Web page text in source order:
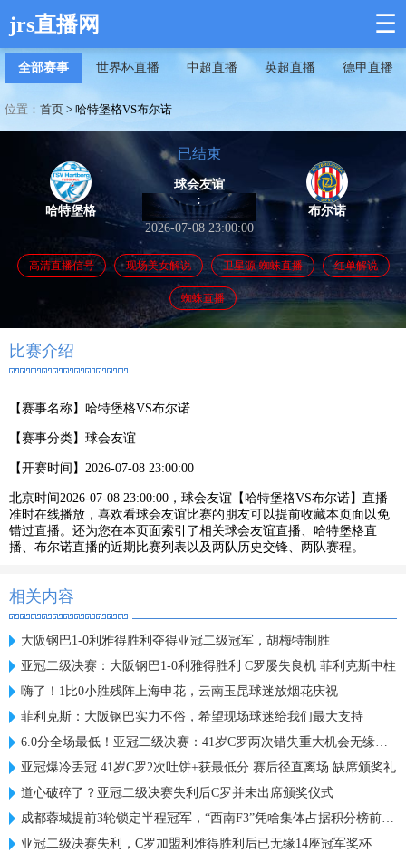
jrs直播网 ☰
全部赛事 世界杯直播 中超直播 英超直播 德甲直播
位置： 首页 > 哈特堡格VS布尔诺
哈特堡格
已结束
球会友谊
:
2026-07-08 23:00:00
布尔诺
高清直播信号 现场美女解说 卫星源-蜘蛛直播 红单解说
蜘蛛直播
比赛介绍
【赛事名称】 哈特堡格VS布尔诺
【赛事分类】 球会友谊
【开赛时间】 2026-07-08 23:00:00
北京时间2026-07-08 23:00:00，球会友谊【哈特堡格VS布尔诺】直播
准时在线播放，喜欢看球会友谊比赛的朋友可以提前收藏本页面以免
错过直播。还为您在本页面索引了相关球会友谊直播、哈特堡格直
播、布尔诺直播的近期比赛列表以及两队历史交锋、两队赛程。
相关内容
大阪钢巴1-0利雅得胜利夺得亚冠二级冠军，胡梅特制胜
亚冠二级决赛：大阪钢巴1-0利雅得胜利 C罗屡失良机 菲利克斯中柱
嗨了！1比0小胜残阵上海申花，云南玉昆球迷放烟花庆祝
菲利克斯：大阪钢巴实力不俗，希望现场球迷给我们最大支持
6.0分全场最低！亚冠二级决赛：41岁C罗两次错失重大机会无缘首冠
亚冠爆冷丢冠 41岁C罗2次吐饼+获最低分 赛后径直离场 缺席颁奖礼
道心破碎了？亚冠二级决赛失利后C罗并未出席颁奖仪式
成都蓉城提前3轮锁定半程冠军，“西南F3”凭啥集体占据积分榜前三？
亚冠二级决赛失利，C罗加盟利雅得胜利后已无缘14座冠军奖杯